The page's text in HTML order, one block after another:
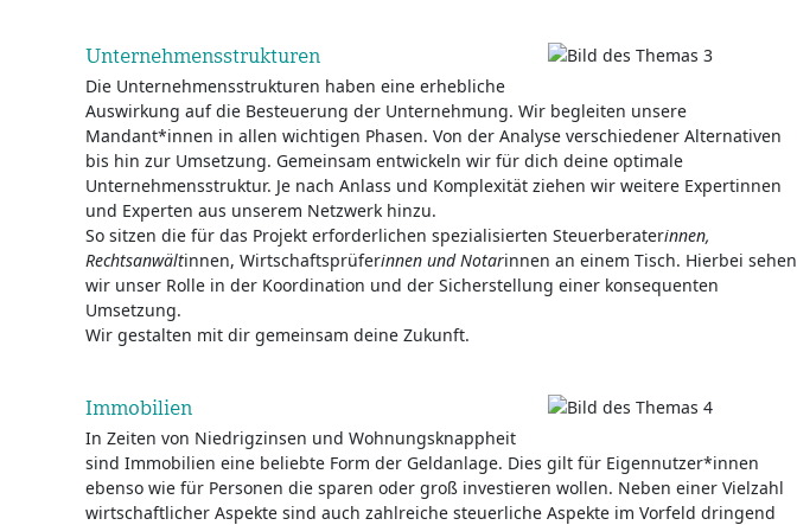
Unternehmensstrukturen
Die Unternehmensstrukturen haben eine erhebliche
Auswirkung auf die Besteuerung der Unternehmung. Wir begleiten unsere
Mandant*innen in allen wichtigen Phasen. Von der Analyse verschiedener Alternativen
bis hin zur Umsetzung. Gemeinsam entwickeln wir für dich deine optimale
Unternehmensstruktur. Je nach Anlass und Komplexität ziehen wir weitere Expertinnen
und Experten aus unserem Netzwerk hinzu.
So sitzen die für das Projekt erforderlichen spezialisierten Steuerbera­terinnen,
Rechtsanwäl­tinnen, Wirtschaftsprü­ferinnen und Notarinnen an einem Tisch. Hierbei sehen
wir unser Rolle in der Koordination und der Sicherstellung einer konsequenten
Umsetzung.
Wir gestalten mit dir gemeinsam deine Zukunft.
Immobilien
In Zeiten von Niedrigzinsen und Wohnungsknappheit
sind Immobilien eine beliebte Form der Geldanlage. Dies gilt für Eigennutzer*innen
ebenso wie für Personen die sparen oder groß investieren wollen. Neben einer Vielzahl
wirtschaftlicher Aspekte sind auch zahlreiche steuerliche Aspekte im Vorfeld dringend